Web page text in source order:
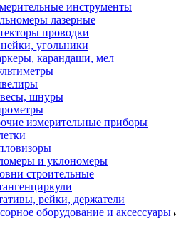
инструменты
лазерные
проводки
угольники
карандаши, мел
шнуры
измерительные приборы
и уклономеры
строительные
рейки, держатели
оборудование и аксессуары